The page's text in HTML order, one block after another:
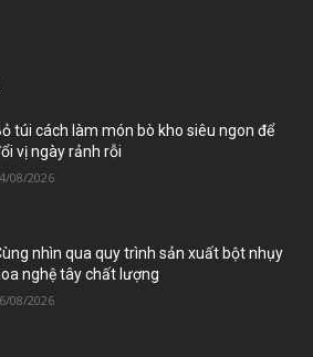
túi cách làm món bò kho siêu ngon để
vị ngày rảnh rỗi
08/2026
nhìn qua quy trình sản xuất bột nhụy
nghệ tây chất lượng
08/2026